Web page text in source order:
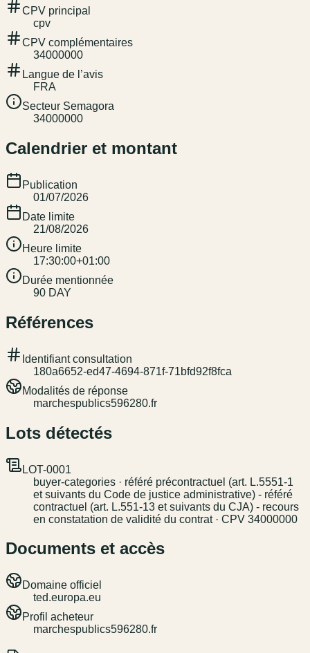
CPV principal
cpv
CPV complémentaires
34000000
Langue de l’avis
FRA
Secteur Semagora
34000000
Calendrier et montant
Publication
01/07/2026
Date limite
21/08/2026
Heure limite
17:30:00+01:00
Durée mentionnée
90 DAY
Références
Identifiant consultation
180a6652-ed47-4694-871f-71bfd92f8fca
Modalités de réponse
marchespublics596280.fr
Lots détectés
LOT-0001
buyer-categories · référé précontractuel (art. L.5551-1
et suivants du Code de justice administrative) - référé
contractuel (art. L.551-13 et suivants du CJA) - recours
en constatation de validité du contrat · CPV 34000000
Documents et accès
Domaine officiel
ted.europa.eu
Profil acheteur
marchespublics596280.fr